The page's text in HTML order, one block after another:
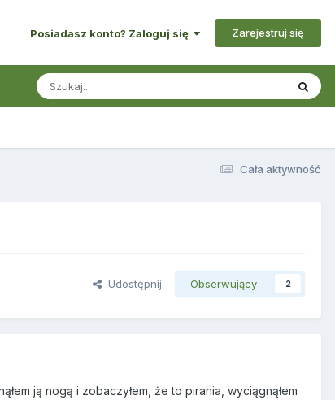
Posiadasz konto? Zaloguj się Zarejestruj się
Cała aktywność
Udostępnij Obserwujący 2
ją nogą i zobaczyłem, że to pirania, wyciągnąłem